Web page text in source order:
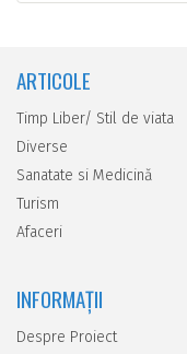
ARTICOLE
Timp Liber/ Stil de viata
Diverse
Sanatate si Medicină
Turism
Afaceri
INFORMAȚII
Despre Proiect